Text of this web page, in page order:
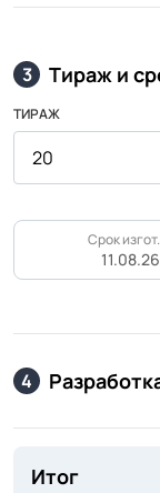
3 Тираж и
ТИРАЖ
Срок изгот.
11.08.26
4
Итог